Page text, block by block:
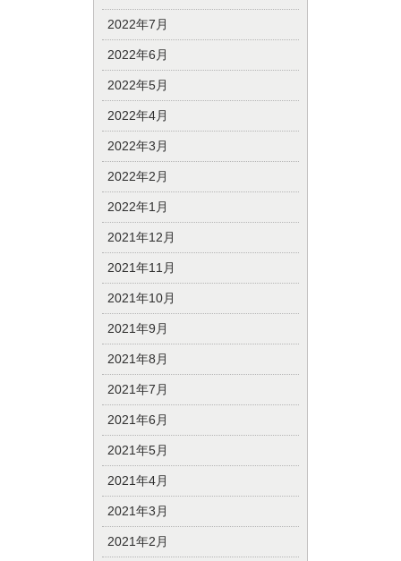
2022年7月
2022年6月
2022年5月
2022年4月
2022年3月
2022年2月
2022年1月
2021年12月
2021年11月
2021年10月
2021年9月
2021年8月
2021年7月
2021年6月
2021年5月
2021年4月
2021年3月
2021年2月